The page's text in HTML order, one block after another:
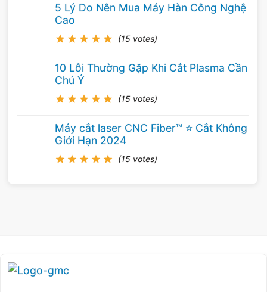
5 Lý Do Nên Mua Máy Hàn Công Nghệ
Cao
(15 votes)
10 Lỗi Thường Gặp Khi Cắt Plasma Cần
Chú Ý
(15 votes)
Máy cắt laser CNC Fiber™ ⭐️ Cắt Không
Giới Hạn 2024
(15 votes)